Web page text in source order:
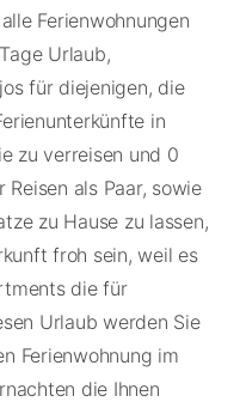
Ferienwohnungen
Urlaub,
für diejenigen, die
in
zu verreisen und 0
als Paar, sowie
zu Hause zu lassen,
froh sein, weil es
die für
Urlaub werden Sie
Ferienwohnung im
die Ihnen